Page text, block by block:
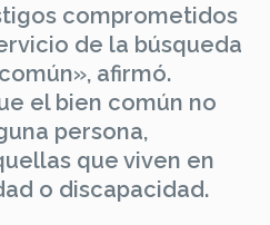
comprometidos
de la búsqueda
afirmó.
el bien común no
persona,
que viven en
o discapacidad.